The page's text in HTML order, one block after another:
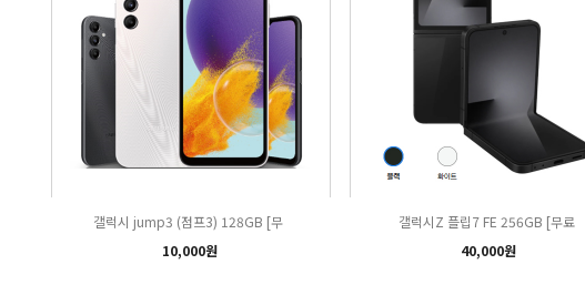
갤럭시 jump3 (점프3) 128GB [무
10,000원
갤럭시Z 플립7 FE 256GB [무료
40,000원